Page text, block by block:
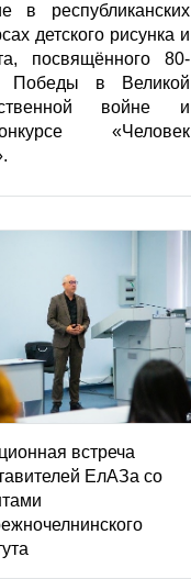
в республиканских
детского рисунка и
посвящённого 80-
Победы в Великой
войне и
«Человек
встреча
ЕлАЗа со